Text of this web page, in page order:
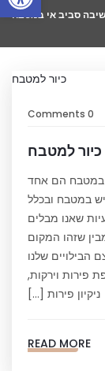
סביב אי במטבח
0 Comments
כיור למטבח
במטבח הם אחד
במטבח ובכלל
שאנו מבלים
שזהו המקום
הבילויים שלנו
פירות וירקות,
ניקיון פירות […]
READ MORE